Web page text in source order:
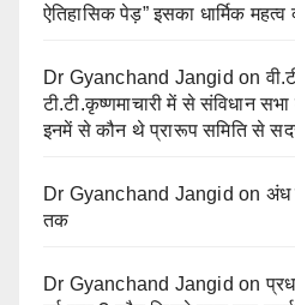
ऐतिहासिक पेड़” इसका धार्मिक महत्व
Dr Gyanchand Jangid on
टी.टी.कृष्णमाचारी में से संविधान
इनमें से कौन थे प्रारूप समिति से
Dr Gyanchand Jangid on अंध
तक
Dr Gyanchand Jangid on